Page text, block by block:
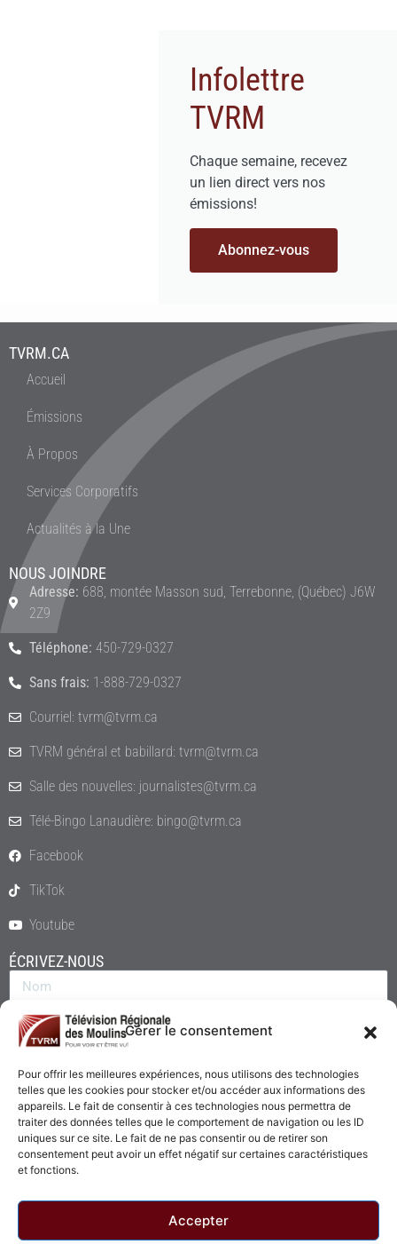
Gérer le consentement
Pour offrir les meilleures expériences, nous utilisons des technologies
telles que les cookies pour stocker et/ou accéder aux informations des
appareils. Le fait de consentir à ces technologies nous permettra de
traiter des données telles que le comportement de navigation ou les ID
uniques sur ce site. Le fait de ne pas consentir ou de retirer son
consentement peut avoir un effet négatif sur certaines caractéristiques
et fonctions.
Accepter
Infolettre
TVRM
Chaque semaine, recevez
un lien direct vers nos
émissions!
Abonnez-vous
TVRM.CA
Accueil
Émissions
À Propos
Services Corporatifs
Actualités à la Une
NOUS JOINDRE
Adresse: 688, montée Masson sud, Terrebonne, (Québec) J6W
2Z9
Téléphone: 450-729-0327
Sans frais: 1-888-729-0327
Courriel: tvrm@tvrm.ca
TVRM général et babillard: tvrm@tvrm.ca
Salle des nouvelles: journalistes@tvrm.ca
Télé-Bingo Lanaudière: bingo@tvrm.ca
Facebook
TikTok
Youtube
ÉCRIVEZ-NOUS